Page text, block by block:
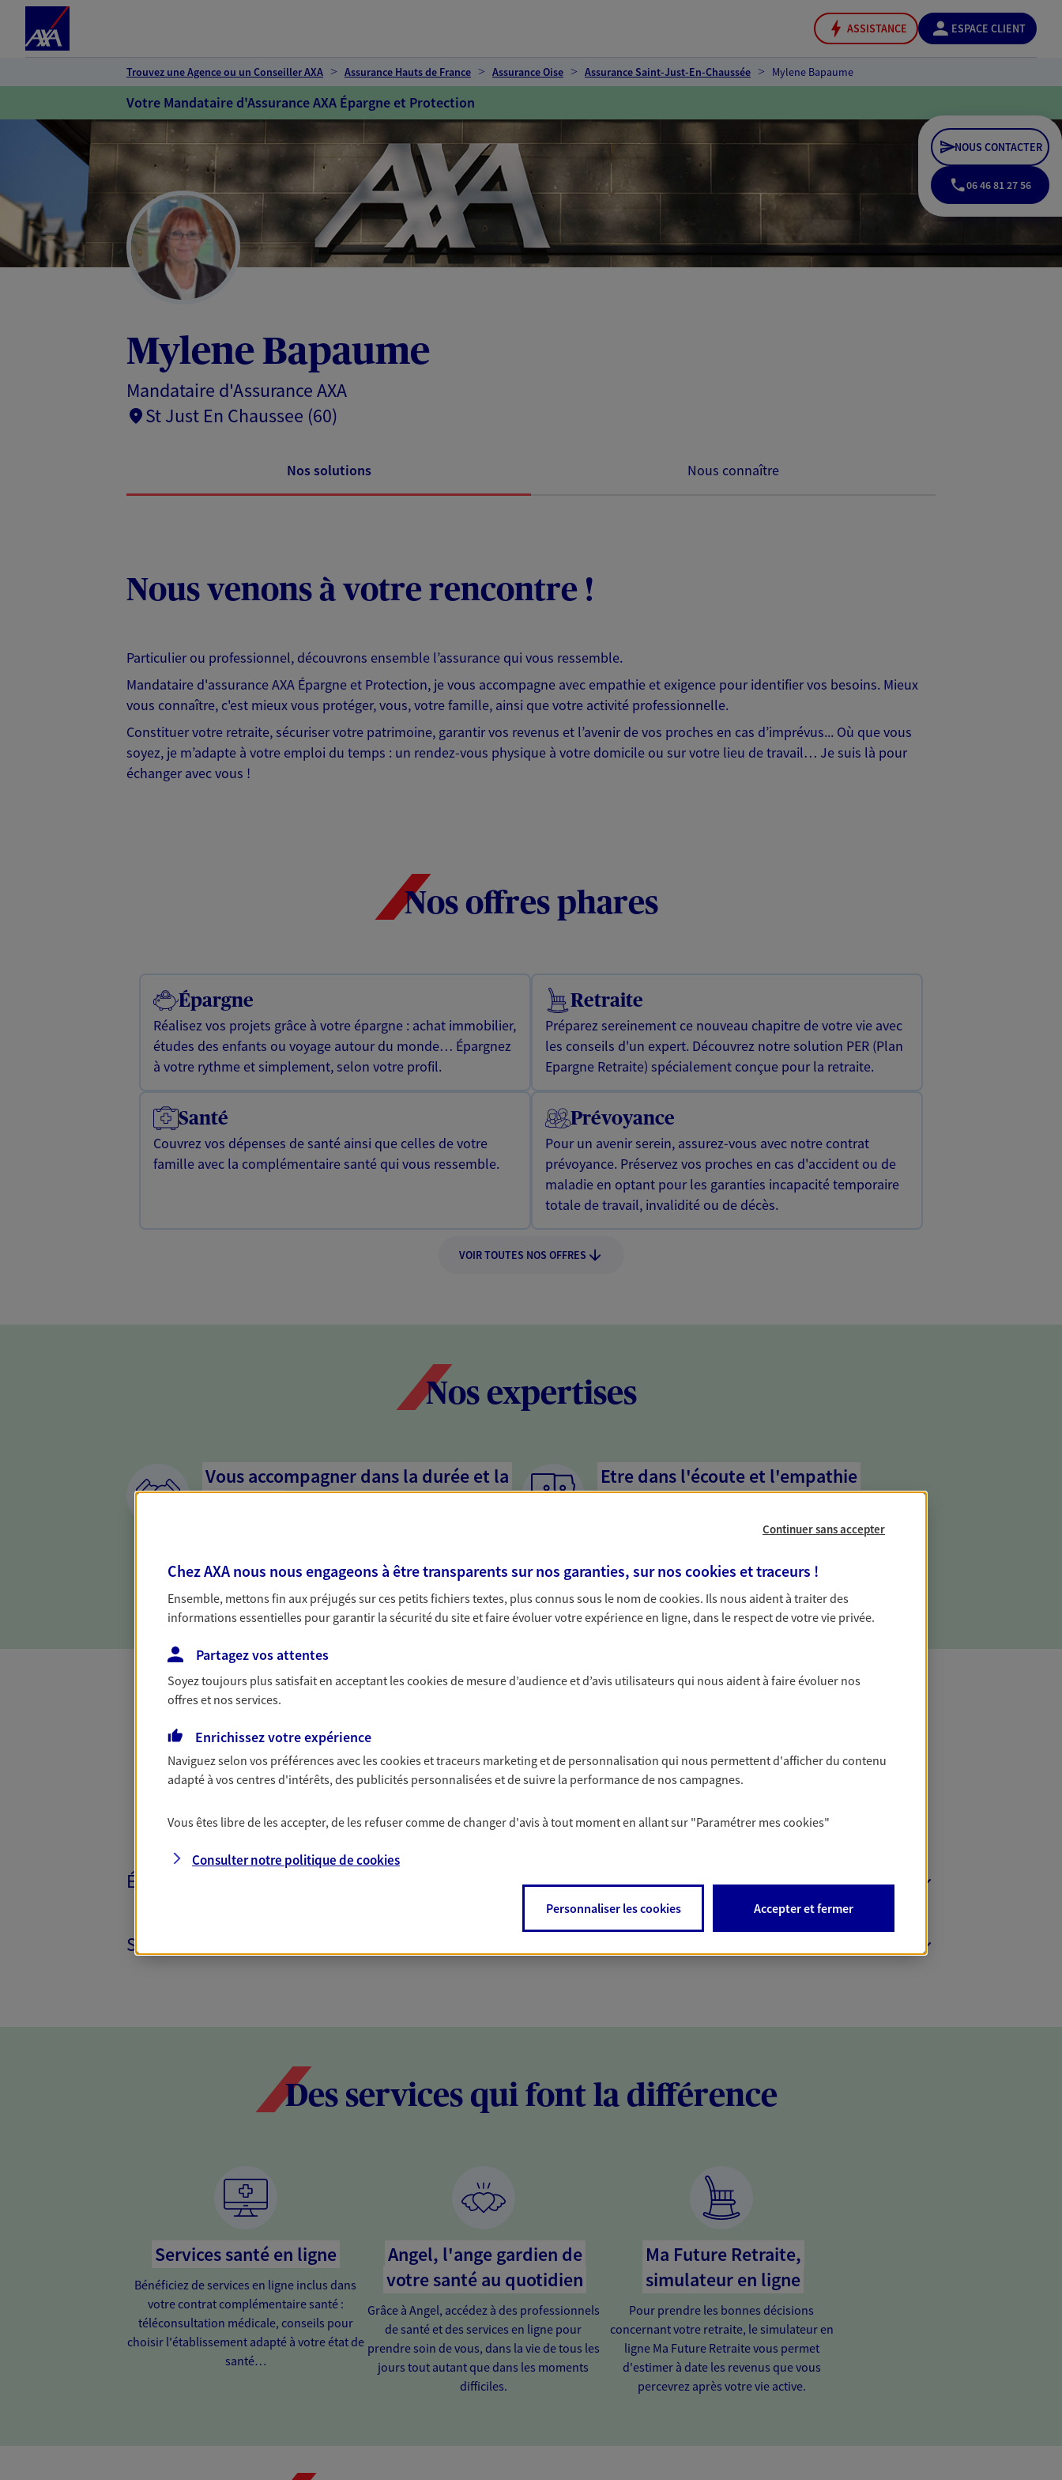
ASSISTANCE ESPACE CLIENT
Trouvez une Agence ou un Conseiller AXA Assurance Hauts de France Assurance Oise Assurance Saint-Just-En-Chaussée Mylene Bapaume
Votre Mandataire d'Assurance AXA Épargne et Protection
Mylene Bapaume
Mandataire d'Assurance AXA
St Just En Chaussee (60)
NOUS CONTACTER
06 46 81 27 56
Nos solutions Nous connaître
Nous venons à votre rencontre !
Particulier ou professionnel, découvrons ensemble l’assurance qui vous ressemble.
Mandataire d'assurance AXA Épargne et Protection, je vous accompagne avec empathie et exigence pour identifier vos besoins. Mieux
vous connaître, c'est mieux vous protéger, vous, votre famille, ainsi que votre activité professionnelle.
Constituer votre retraite, sécuriser votre patrimoine, garantir vos revenus et l’avenir de vos proches en cas d’imprévus... Où que vous
soyez, je m’adapte à votre emploi du temps : un rendez-vous physique à votre domicile ou sur votre lieu de travail… Je suis là pour
échanger avec vous !
Nos offres phares
Épargne
Réalisez vos projets grâce à votre épargne : achat immobilier,
études des enfants ou voyage autour du monde… Épargnez
à votre rythme et simplement, selon votre profil.
Retraite
Préparez sereinement ce nouveau chapitre de votre vie avec
les conseils d'un expert. Découvrez notre solution PER (Plan
Epargne Retraite) spécialement conçue pour la retraite.
Santé
Couvrez vos dépenses de santé ainsi que celles de votre
famille avec la complémentaire santé qui vous ressemble.
Prévoyance
Pour un avenir serein, assurez-vous avec notre contrat
prévoyance. Préservez vos proches en cas d'accident ou de
maladie en optant pour les garanties incapacité temporaire
totale de travail, invalidité ou de décès.
VOIR TOUTES NOS OFFRES
Nos expertises
Vous accompagner dans la durée et la
confiance
la confiance et la proximité. C'est en apprenant à vous
Etre dans l'écoute et l'empathie
mandataires mettent l'empathie au cœur de leurs échanges
en cas de difficultés.
ÉPARGNE ET RETRAITE
SANTÉ ET PRÉVOYANCE
Des services qui font la différence
Services santé en ligne
Bénéficiez de services en ligne inclus dans
votre contrat complémentaire santé :
téléconsultation médicale, conseils pour
choisir l'établissement adapté à votre état de
santé…
Angel, l'ange gardien de
votre santé au quotidien
Grâce à Angel, accédez à des professionnels
de santé et des services en ligne pour
prendre soin de vous, dans la vie de tous les
jours tout autant que dans les moments
difficiles.
Ma Future Retraite,
simulateur en ligne
Pour prendre les bonnes décisions
concernant votre retraite, le simulateur en
ligne Ma Future Retraite vous permet
d'estimer à date les revenus que vous
percevrez après votre vie active.
Continuer sans accepter
Chez AXA nous nous engageons à être transparents sur nos garanties, sur nos cookies et traceurs !
Ensemble, mettons fin aux préjugés sur ces petits fichiers textes, plus connus sous le nom decookies. Ils nous aident à traiter des
informations essentielles pour garantir la sécurité du site et faire évoluer votre expérience en ligne, dans le respect de votre vie privée.
Partagez vos attentes
Soyez toujours plus satisfait en acceptant lescookiesde mesure d’audience et d’avis utilisateurs qui nous aident à faire évoluer nos
offres et nos services.
Enrichissez votre expérience
Naviguez selon vos préférences avec lescookies et traceurs marketing et de personnalisation qui nous permettent d'afficher du contenu
adapté à vos centres d'intérêts, des publicités personnalisées et de suivre la performance de nos campagnes.
Vous êtes libre de les accepter, de les refuser comme de changer d'avis à tout moment en allant sur "Paramétrer mescookies"
Consulter notre politique decookies
Personnaliser les cookies Accepter et fermer